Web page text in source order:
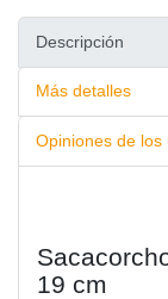
Descripción
Más detalles
Opiniones de los
19 cm